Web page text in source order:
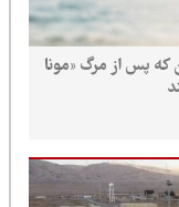
از مرگ «مونا